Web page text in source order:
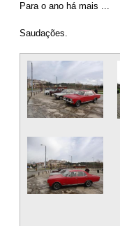
Para o ano há mais ...
Saudações.